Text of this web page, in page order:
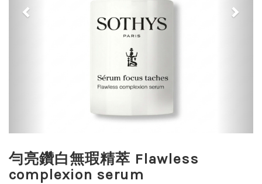
勻亮鑽白無瑕精萃 Flawless
complexion serum